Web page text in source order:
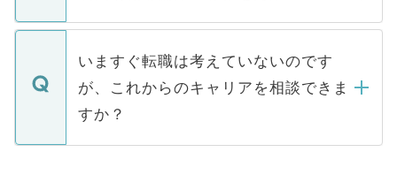
関を公にしてしまうと、応募が殺到する場
に、医療機関が求める条件に合った人材の
みを人材紹介会社に依頼するケースが増え
ています。
定を承諾する必要はありません。内定先へ
の辞退の連絡はキャリアパートナーが行い
個人情報が漏えいすることはありませんの
で、ご安心ください。当サイトからの登録
などで収集したご登録者様の個人情報は、
ご本人のキャリアアップおよび転職活動の
支援を目的に使用いたします。お預かりし
ているすべての個人データはご本人の許可
いますぐ転職は考えていないのです
が、これからのキャリアを相談できま
すか？